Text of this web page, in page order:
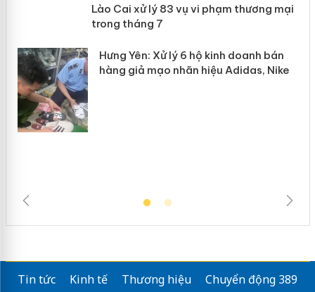
Lào Cai xử lý 83 vụ vi phạm thương
mại trong tháng 7
Tin tức Kinh tế Thương hiệu
Chuyển động 389